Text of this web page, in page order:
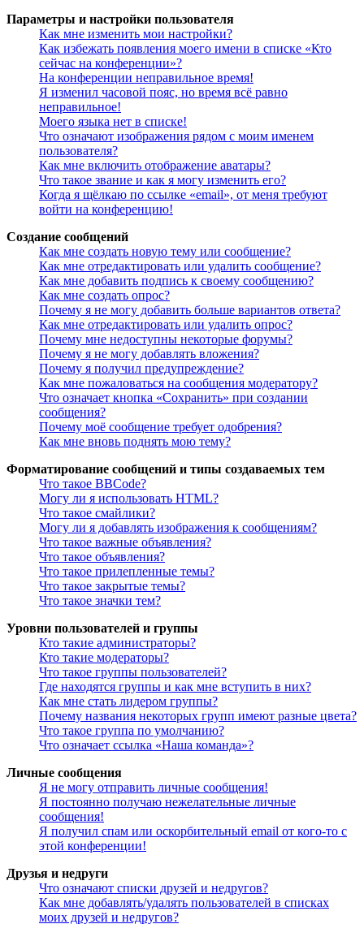
Параметры и настройки пользователя
Как мне изменить мои настройки?
Как избежать появления моего имени в списке «Кто
сейчас на конференции»?
На конференции неправильное время!
Я изменил часовой пояс, но время всё равно
неправильное!
Моего языка нет в списке!
Что означают изображения рядом с моим именем
пользователя?
Как мне включить отображение аватары?
Что такое звание и как я могу изменить его?
Когда я щёлкаю по ссылке «email», от меня требуют
войти на конференцию!
Создание сообщений
Как мне создать новую тему или сообщение?
Как мне отредактировать или удалить сообщение?
Как мне добавить подпись к своему сообщению?
Как мне создать опрос?
Почему я не могу добавить больше вариантов ответа?
Как мне отредактировать или удалить опрос?
Почему мне недоступны некоторые форумы?
Почему я не могу добавлять вложения?
Почему я получил предупреждение?
Как мне пожаловаться на сообщения модератору?
Что означает кнопка «Сохранить» при создании
сообщения?
Почему моё сообщение требует одобрения?
Как мне вновь поднять мою тему?
Форматирование сообщений и типы создаваемых тем
Что такое BBCode?
Могу ли я использовать HTML?
Что такое смайлики?
Могу ли я добавлять изображения к сообщениям?
Что такое важные объявления?
Что такое объявления?
Что такое прилепленные темы?
Что такое закрытые темы?
Что такое значки тем?
Уровни пользователей и группы
Кто такие администраторы?
Кто такие модераторы?
Что такое группы пользователей?
Где находятся группы и как мне вступить в них?
Как мне стать лидером группы?
Почему названия некоторых групп имеют разные цвета?
Что такое группа по умолчанию?
Что означает ссылка «Наша команда»?
Личные сообщения
Я не могу отправить личные сообщения!
Я постоянно получаю нежелательные личные
сообщения!
Я получил спам или оскорбительный email от кого-то с
этой конференции!
Друзья и недруги
Что означают списки друзей и недругов?
Как мне добавлять/удалять пользователей в списках
моих друзей и недругов?